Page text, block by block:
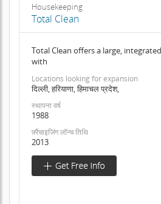
Housekeeping
Total Clean
Total Clean offers a large,
with
Locations looking for expansion
दिल्ली, हरियाणा, हिमाचल प्रदेश,
स्थापना वर्ष
1988
फ़्रैंचाइजिंग लॉन्च तिथि
2013